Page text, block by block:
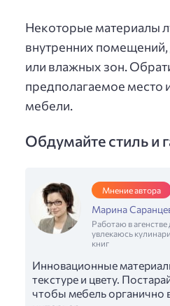
Некоторые материалы
внутренних
или влажных зон.
предполагаемое место
мебели.
Обдумайте стиль и
Мнение автора
Марина
Работаю в
увлекаюсь
книг
Инновационные
текстуре и цвету.
чтобы мебель органично